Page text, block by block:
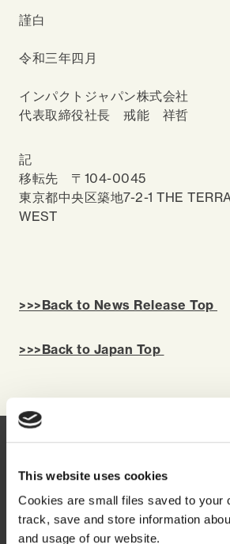
This website uses cookies
Cookies are small files saved to your
track, save and store information
and usage of our website.
謹白
令和三年四月
インパクトジャパン株式
代表取締役社長 戒能 祥哲
記
移転先 〒104-0045
東京都中央区築地7-2-1 THE
WEST
>>>Back to News Release Top
>>>Back to Japan Top